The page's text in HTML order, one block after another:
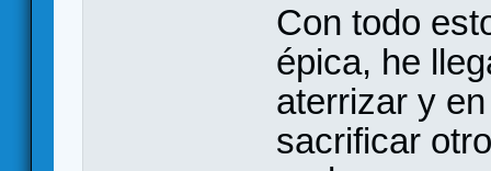
Con todo
épica, he
aterrizar y
sacrificar